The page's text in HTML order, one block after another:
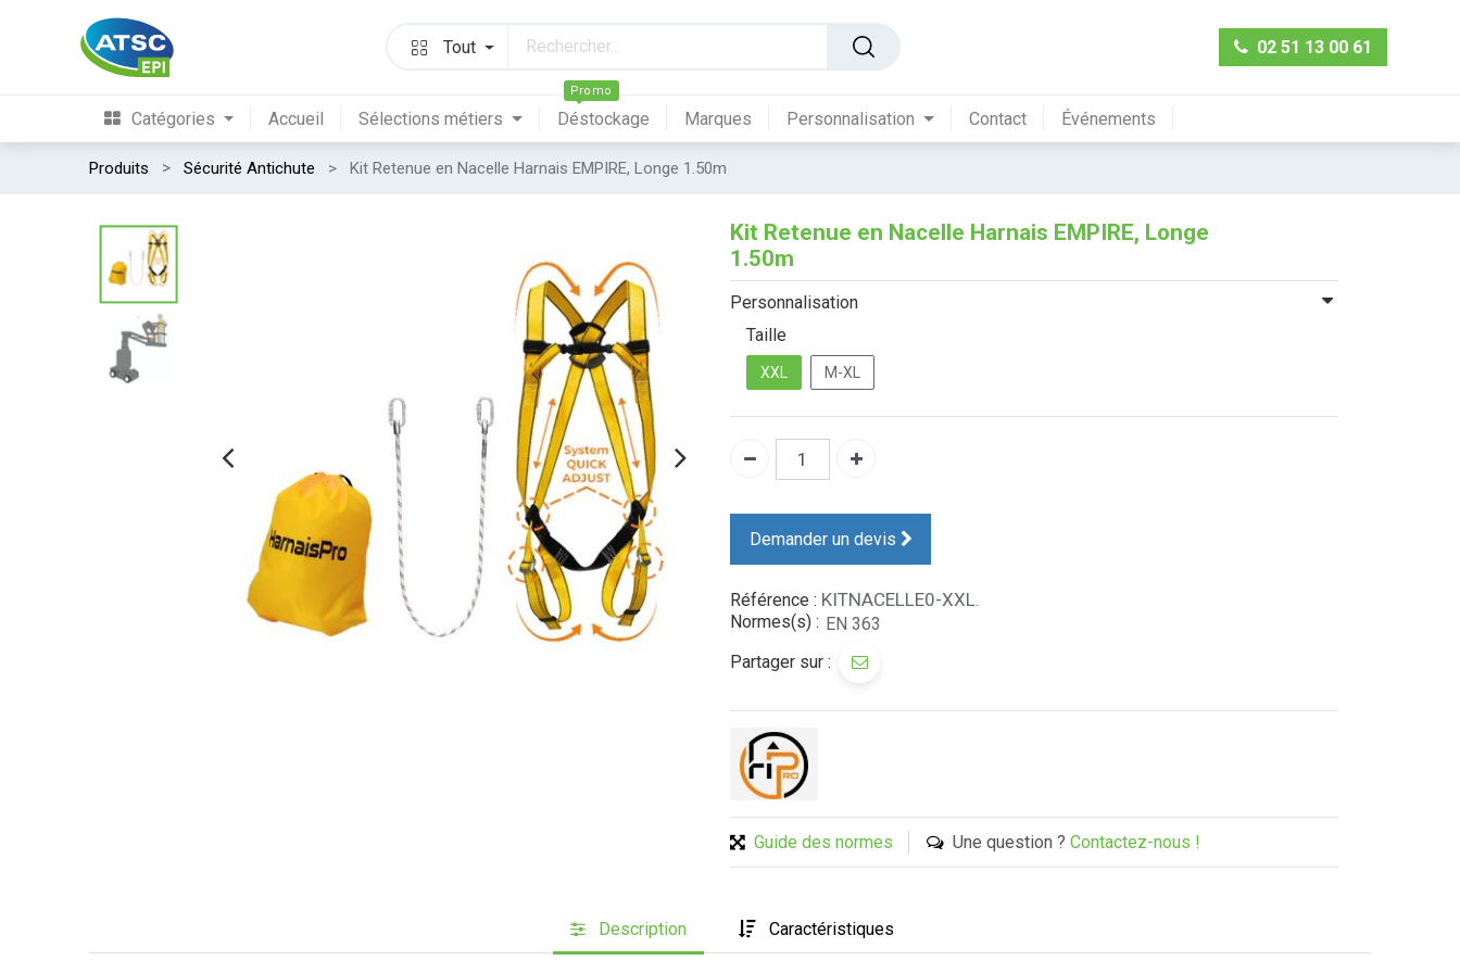
Tout 02 51 13 00 61
Catégories Accueil Sélections métiers Déstockage
Promo
Marques Personnalisation Contact Événements
Produits Sécurité Antichute Kit Retenue en Nacelle Harnais EMPIRE, Longe 1.50m
Kit Retenue en Nacelle Harnais EMPIRE, Longe
1.50m
Personnalisation
Taille
XXL M-XL
Demander un devis
Référence : KITNACELLE0-XXL.
Normes(s) : EN 363
Partager sur :
Guide des normes Une question ? Contactez-nous !
Description Caractéristiques